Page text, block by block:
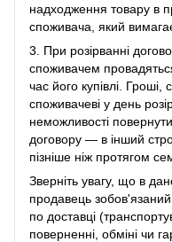
надходження товару в
споживача, який
3. При розірванні
споживачем
час його купівлі.
споживачеві у день
неможливості
договору ― в інший
пізніше ніж протягом
Зверніть увагу, що в
продавець
по доставці
поверненні, обміні чи